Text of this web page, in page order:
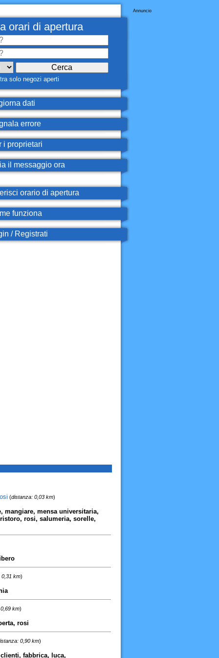
Annuncio
orari di apertura
solo negozi aperti
dati
errore
i proprietari
il messaggio ora
orario di apertura
funziona
/ Registrati
(distanza: 0,03 km)
mangiare, mensa universitaria,
rosi, salumeria, sorelle,
0,31 km)
km)
rosi
0,90 km)
fabbrica, luca,